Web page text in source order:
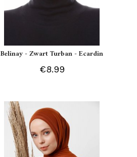
Belinay - Zwart Turban - Ecardin
€8.99